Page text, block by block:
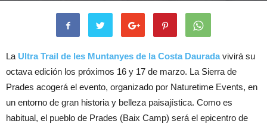
La Ultra Trail de les Muntanyes de la Costa Dauradavivirá su
octava edición los próximos 16 y 17 de marzo. La Sierra de
Prades acogerá el evento, organizado por Naturetime Events, en
un entorno de gran historia y belleza paisajística. Como es
habitual, el pueblo de Prades (Baix Camp) será el epicentro de